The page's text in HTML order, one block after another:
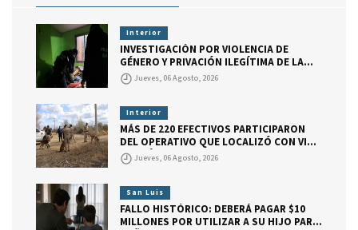
Interior
INVESTIGACIÓN POR VIOLENCIA DE
GÉNERO Y PRIVACIÓN ILEGÍTIMA DE LA
LIBERTAD
Jueves, 06 Agosto, 2026
Interior
MÁS DE 220 EFECTIVOS PARTICIPARON
DEL OPERATIVO QUE LOCALIZÓ CON VIDA
A DARÍO BAUTISTA CUELLO
Jueves, 06 Agosto, 2026
San Luis
FALLO HISTÓRICO: DEBERÁ PAGAR $10
MILLONES POR UTILIZAR A SU HIJO PARA